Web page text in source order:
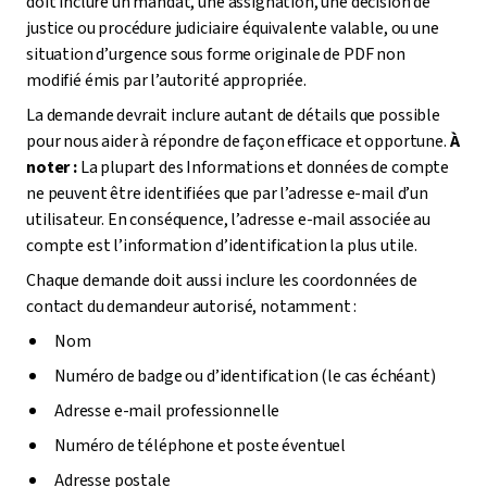
justice ou procédure judiciaire équivalente valable, ou une
situation d’urgence sous forme originale de PDF non
modifié émis par l’autorité appropriée.
La demande devrait inclure autant de détails que possible
pour nous aider à répondre de façon efficace et opportune.À
noter :La plupart des Informations et données de compte
ne peuvent être identifiées que par l’adresse e-mail d’un
utilisateur. En conséquence, l’adresse e-mail associée au
compte est l’information d’identification la plus utile.
Chaque demande doit aussi inclure les coordonnées de
contact du demandeur autorisé, notamment :
Nom
Numéro de badge ou d’identification (le cas échéant)
Adresse e-mail professionnelle
Numéro de téléphone et poste éventuel
Adresse postale